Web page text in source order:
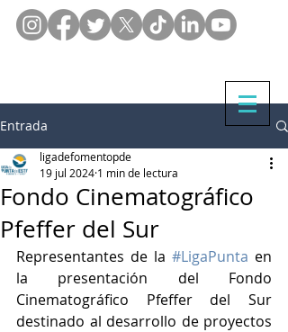
Entrada
Fondo Cinematográfico
Pfeffer del Sur
ligadefomentopde
19 jul 2024 1 min de lectura
Representantes de la #LigaPunta en
la presentación del Fondo
Cinematográfico Pfeffer del Sur
destinado al desarrollo de proyectos